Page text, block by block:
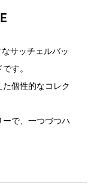
サッチェルバッ
す。
個性的なコレク
で、一つづつハ